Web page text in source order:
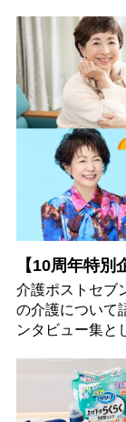
【10周年特別
介護ポストセブ
の介護について
ンタビュー集と